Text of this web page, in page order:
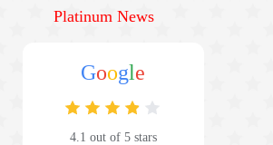
Platinum News
Google
4.1 out of 5 stars